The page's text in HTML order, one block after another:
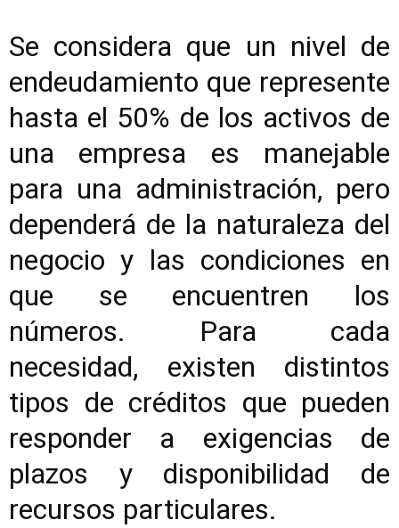
Se considera que un nivel de
endeudamiento que represente
hasta el 50% de los activos de
una empresa es manejable
para una administración, pero
dependerá de la naturaleza del
negocio y las condiciones en
que se encuentren los
números. Para cada
necesidad, existen distintos
tipos de créditos que pueden
responder a exigencias de
plazos y disponibilidad de
recursos particulares.